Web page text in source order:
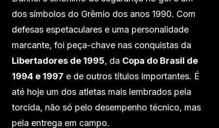
dos símbolos do Grêmio dos anos 1990. Com
defesas espetaculares e uma personalidade
marcante, foi peça-chave nas conquistas da
Libertadores de 1995, da Copa do Brasil de
1994 e 1997 e de outros títulos importantes. É
até hoje um dos atletas mais lembrados pela
torcida, não só pelo desempenho técnico, mas
pela entrega em campo.